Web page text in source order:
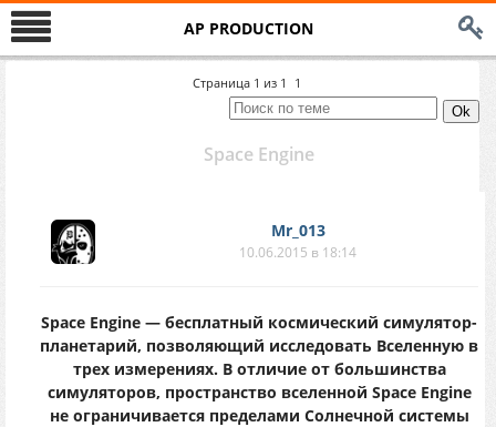
AP PRODUCTION
Страница 1 из 1 1
Space Engine
Mr_013
10.06.2015 в 18:14
Space Engine — бесплатный космический симулятор-
планетарий, позволяющий исследовать Вселенную в
трех измерениях. В отличие от большинства
симуляторов, пространство вселенной Space Engine
не ограничивается пределами Солнечной системы